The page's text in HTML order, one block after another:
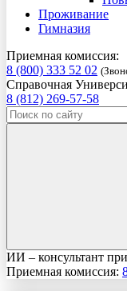
Проживание
Гимназия
Приемная комиссия:
8 (800) 333 52 02
Справочная
8 (812) 269-57-58
ИИ – консультант
Приемная комиссия: